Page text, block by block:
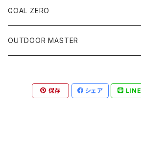
バッグ類
ペトロマックス関連
VAPALUX関連
GOAL ZERO
OUTDOOR MASTER
保存 シェア LINE